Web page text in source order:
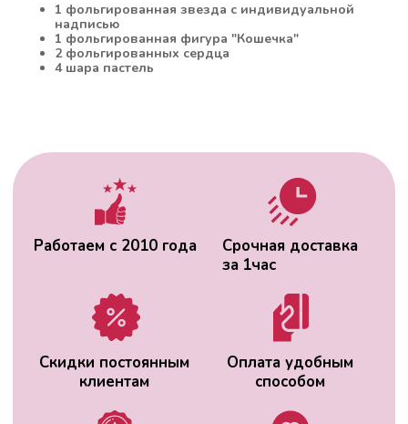
1 фольгированная звезда с индивидуальной
надписью
1 фольгированная фигура "Кошечка"
2 фольгированных сердца
4 шара пастель
за 1час
Скидки постоянным
Гарантия качества
ВАС МОЖЕТ
ЗАИНТЕРЕСОВАТЬ